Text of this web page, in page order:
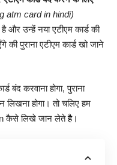
atm card in hindi)
और उन्हें नया एटीएम कार्ड की
पुराना एटीएम कार्ड खो जाने
बंद करवाना होगा, पुराना
होगा। तो चलिए हम
कैसे लिखे जान लेतेहै।